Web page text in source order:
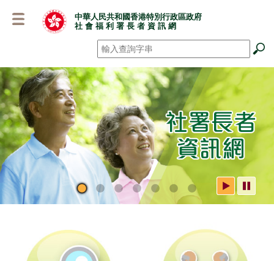
容
中華人民共和國香港特別行政區政府
社 會 福 利 署 長 者 資 訊 網
搜尋 *
社署長者資訊網